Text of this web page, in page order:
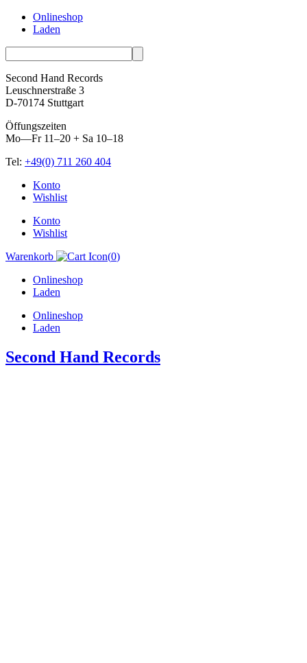
Onlineshop
Laden
Second Hand Records
Leuschnerstraße 3
D-70174 Stuttgart
Öffungszeiten
Mo—Fr 11–20 + Sa 10–18
Tel: +49(0) 711 260 404
Skip
Konto
Wishlist
Konto
Wishlist
Warenkorb
(0)
Onlineshop
Laden
Onlineshop
Laden
Second Hand Records